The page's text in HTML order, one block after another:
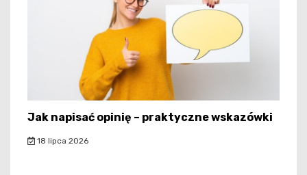
Jak napisać opinię – praktyczne wskazówki
18 lipca 2026